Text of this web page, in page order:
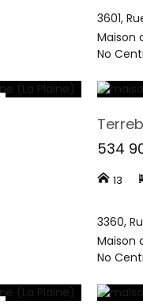
3601,
Maison
No
534
13
3360,
Maison
No